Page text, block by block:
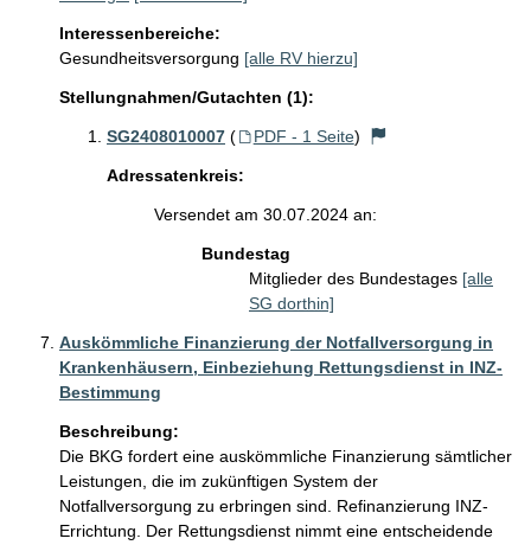
Interessenbereiche:
Gesundheitsversorgung [alle RV hierzu]
Stellungnahmen/Gutachten (1):
SG2408010007 ( PDF - 1 Seite)
Adressatenkreis:
Versendet am 30.07.2024 an:
Bundestag
Mitglieder des Bundestages [alle
SG dorthin]
Auskömmliche Finanzierung der Notfallversorgung in
Krankenhäusern, Einbeziehung Rettungsdienst in INZ-
Bestimmung
Beschreibung:
Die BKG fordert eine auskömmliche Finanzierung sämtlicher
Leistungen, die im zukünftigen System der
Notfallversorgung zu erbringen sind. Refinanzierung INZ-
Errichtung. Der Rettungsdienst nimmt eine entscheidende